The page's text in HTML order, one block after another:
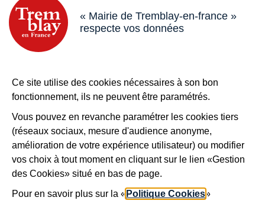
« Mairie de Tremblay-en-france »
respecte vos données
Ce site utilise des cookies nécessaires à son bon
fonctionnement, ils ne peuvent être paramétrés.
Vous pouvez en revanche paramétrer les cookies tiers
(réseaux sociaux, mesure d'audience anonyme,
amélioration de votre expérience utilisateur) ou modifier
vos choix à tout moment en cliquant sur le lien «Gestion
des Cookies» situé en bas de page.
Pour en savoir plus sur la « Politique Cookies»
18 boulevard de l’Hôtel de Ville, 93290 Tremblay-en-France
Horaires
Du lundi au vendredi de 8h30 à 12h et de 13h à 17h
Le samedi de 8h30 à 12h
Bouton contacterNous contacter
Plus deTremblay !
S’inscrire à la newsletter
Nos autres sites